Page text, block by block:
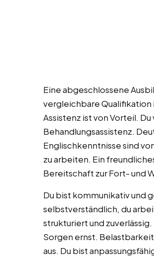
Eine abgeschlossene
vergleichbare Qualifikation
Assistenz ist von Vorteil.
Behandlungsassistenz.
Englischkenntnisse sind
zu arbeiten. Ein
Bereitschaft zur Fort- und
Du bist kommunikativ und
selbstverständlich, du
strukturiert und
Sorgen ernst.
aus. Du bist